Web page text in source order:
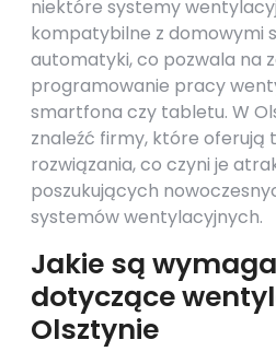
niektóre systemy
kompatybilne z domowymi
automatyki, co pozwala na
programowanie pracy
smartfona czy tabletu. W
znaleźć firmy, które oferują
rozwiązania, co czyni je
poszukujących
systemów wentylacyjnych.
Jakie są
dotyczące
Olsztynie